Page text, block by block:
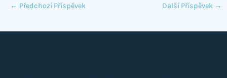
← Předchozí Příspěvek Další Příspěvek →